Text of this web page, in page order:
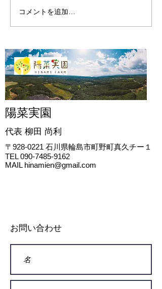
コメントを追加…
陽菜実園
代表 柳田 尚利
〒928-0221 石川県輪島市町野町真久チー１
TEL090-7485-9162
MAIL hinamien@gmail.com
お問い合わせ